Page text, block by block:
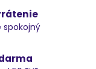
spokojný